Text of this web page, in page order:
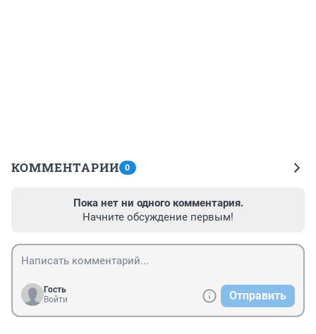
КОММЕНТАРИИ 0
Пока нет ни одного комментария.
Начните обсуждение первым!
Гость
Войти
Отправить